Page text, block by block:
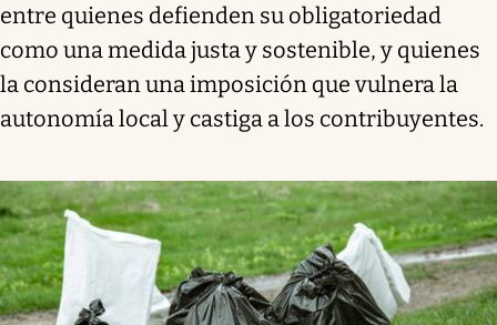
entre quienes defienden su obligatoriedad
como una medida justa y sostenible, y quienes
la consideran una imposición que vulnera la
autonomía local y castiga a los contribuyentes.